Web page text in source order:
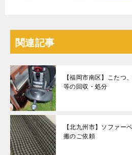
関連記事
【福岡市南区】こたつ
等の回収・処分
【北九州市】ソファー
搬のご依頼